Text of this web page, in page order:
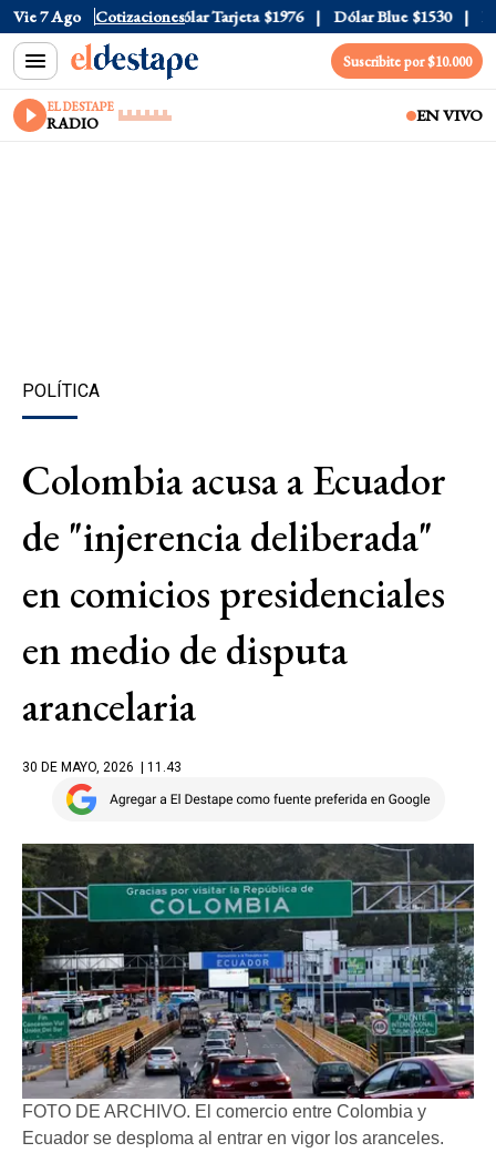
Vie 7 Ago Cotizaciones
Oficial $1520 Dólar Tarjeta $1976 Dólar Blue $1530
Suscribite por $10.000
EL DESTAPE
RADIO EN VIVO
POLÍTICA
Colombia acusa a Ecuador
de "injerencia deliberada"
en comicios presidenciales
en medio de disputa
arancelaria
30 DE MAYO, 2026 | 11.43
FOTO DE ARCHIVO. El comercio entre Colombia y
Ecuador se desploma al entrar en vigor los aranceles.